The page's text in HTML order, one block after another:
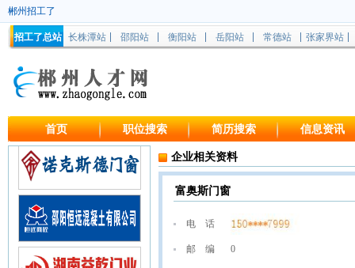
郴州招工了
招工了总站 长株潭站 邵阳站 衡阳站 岳阳站 常德站 张家界站
首页 职位搜索 简历搜索 信息资讯
企业相关资料
富奥斯门窗
电 话
邮 编 0